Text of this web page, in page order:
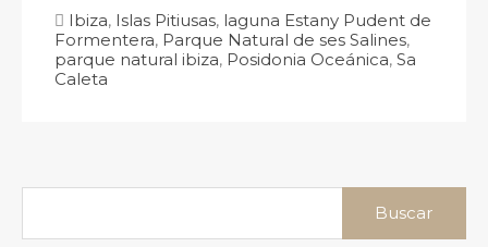
Ibiza, Islas Pitiusas, laguna Estany Pudent de
Formentera, Parque Natural de ses Salines,
parque natural ibiza, Posidonia Oceánica, Sa
Caleta